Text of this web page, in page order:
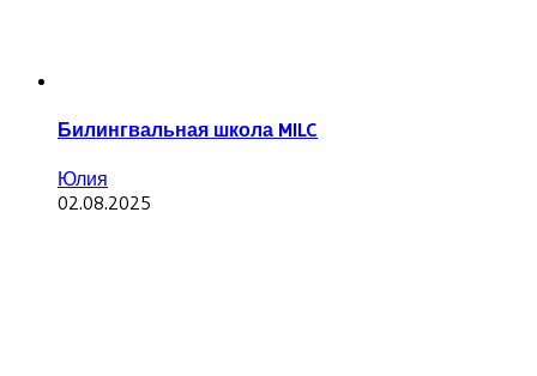
Билингвальная школа MILC
Юлия
02.08.2025